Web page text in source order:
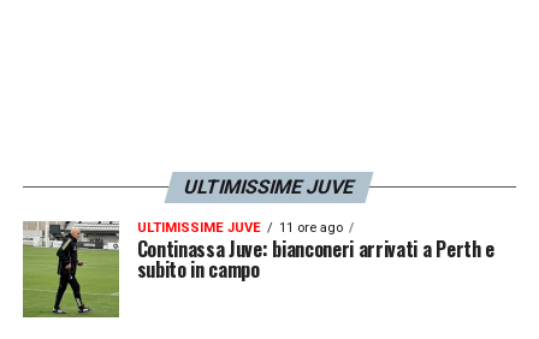
ULTIMISSIME JUVE
ULTIMISSIME JUVE 11 ore ago
Continassa Juve: bianconeri arrivati a Perth e
subito in campo